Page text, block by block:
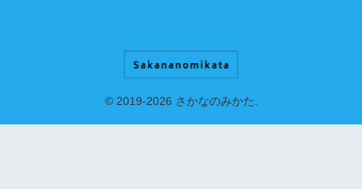
© 2019-2026 さかなのみかた.